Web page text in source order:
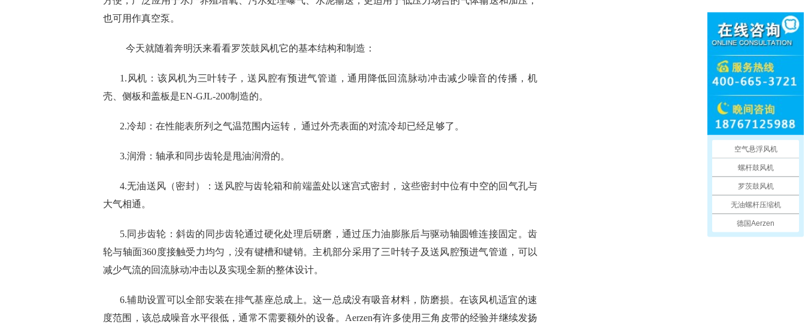
也可用作真空泵。
今天就随着奔明沃来看看罗茨鼓风机它的基本结构和制造：
1.风机：该风机为三叶转子，送风腔有预进气管道，通用降低回流脉动冲击减少噪音的传播，机
壳、侧板和盖板是EN-GJL-200制造的。
2.冷却：在性能表所列之气温范围内运转， 通过外壳表面的对流冷却已经足够了。
3.润滑：轴承和同步齿轮是甩油润滑的。
4.无油送风（密封）：送风腔与齿轮箱和前端盖处以迷宫式密封， 这些密封中位有中空的回气孔与
大气相通。
5.同步齿轮：斜齿的同步齿轮通过硬化处理后研磨，通过压力油膨胀后与驱动轴圆锥连接固定。齿
轮与轴面360度接触受力均匀，没有键槽和键销。主机部分采用了三叶转子及送风腔预进气管道，可以
减少气流的回流脉动冲击以及实现全新的整体设计。
6.辅助设置可以全部安装在排气基座总成上。这一总成没有吸音材料，防磨损。在该风机适宜的速
度范围，该总成噪音水平很低，通常不需要额外的设备。Aerzen有许多使用三角皮带的经验并继续发扬
空气悬浮风机
螺杆鼓风机
罗茨鼓风机
无油螺杆压缩机
德国Aerzen